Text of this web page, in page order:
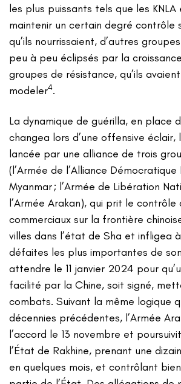
les plus puissants tels que les KNLA
maintenir un certain degré contrôle
qu’ils nourrissaient, d’autres
peu à peu éclipsés par la
groupes de résistance, qu’ils
modeler4.
La dynamique de guérilla, en place
changea lors d’une offensive éclair,
lancée par une alliance de trois
(l’Armée de l’Alliance Démocratique
Myanmar ; l’Armée de Libération
l’Armée Arakan), qui prit le
commerciaux sur la frontière
villes dans l’état de Sha et infligea
défaites les plus importantes de
attendre le 11 janvier 2024 pour
facilité par la Chine, soit signé,
combats. Suivant la même logique
décennies précédentes, l’Armée
l’accord le 13 novembre et
l’État de Rakhine, prenant une
en quelques mois, et contrôlant